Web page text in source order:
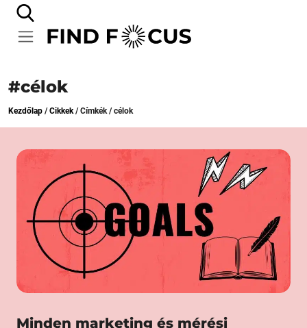
#célok
Kezdőlap /Cikkek/Címkék/célok
Minden marketing és mérési